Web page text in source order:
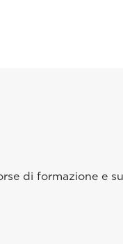
di formazione e